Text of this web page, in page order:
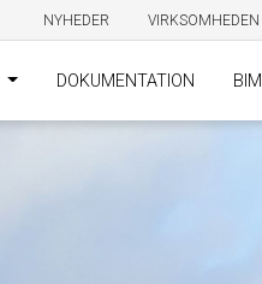
NYHEDER VIRKSOMHEDEN
DOKUMENTATION BIM